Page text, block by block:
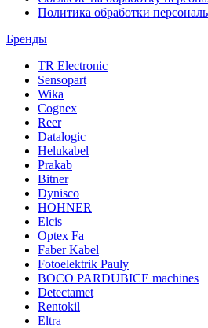
Политика обработки
Бренды
TR Electronic
Sensopart
Wika
Cognex
Reer
Datalogic
Helukabel
Prakab
Bitner
Dynisco
HOHNER
Elcis
Optex Fa
Faber Kabel
Fotoelektrik Pauly
BOCO PARDUBICE machines
Detectamet
Rentokil
Eltra